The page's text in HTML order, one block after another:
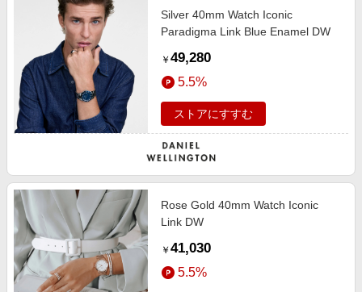
Silver 40mm Watch Iconic
Paradigma Link Blue Enamel DW
￥ 49,280
5.5%
ストアにすすむ
Rose Gold 40mm Watch Iconic
Link DW
￥ 41,030
5.5%